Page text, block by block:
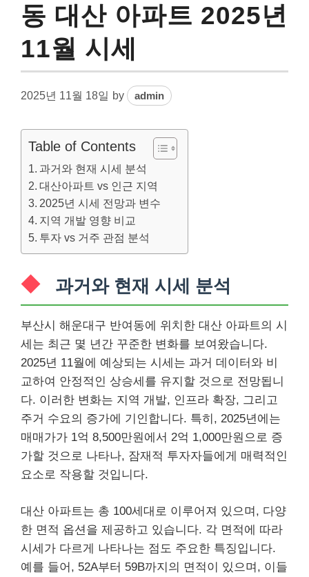
동 대산 아파트 2025년
11월 시세
2025년 11월 18일 by admin
Table of Contents
과거와 현재 시세 분석
대산아파트 vs 인근 지역
2025년 시세 전망과 변수
지역 개발 영향 비교
투자 vs 거주 관점 분석
과거와 현재 시세 분석
부산시 해운대구 반여동에 위치한 대산 아파트의 시
세는 최근 몇 년간 꾸준한 변화를 보여왔습니다.
2025년 11월에 예상되는 시세는 과거 데이터와 비
교하여 안정적인 상승세를 유지할 것으로 전망됩니
다. 이러한 변화는 지역 개발, 인프라 확장, 그리고
주거 수요의 증가에 기인합니다. 특히, 2025년에는
매매가가 1억 8,500만원에서 2억 1,000만원으로 증
가할 것으로 나타나, 잠재적 투자자들에게 매력적인
요소로 작용할 것입니다.
대산 아파트는 총 100세대로 이루어져 있으며, 다양
한 면적 옵션을 제공하고 있습니다. 각 면적에 따라
시세가 다르게 나타나는 점도 주요한 특징입니다.
예를 들어, 52A부터 59B까지의 면적이 있으며, 이들